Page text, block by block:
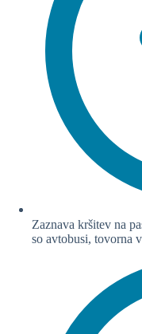
Zaznava kršitev na
so avtobusi, tovorna